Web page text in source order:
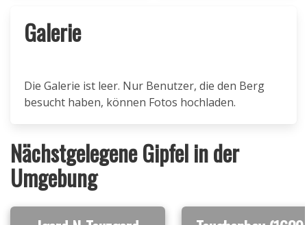
Galerie
Die Galerie ist leer. Nur Benutzer, die den Berg
besucht haben, können Fotos hochladen.
Nächstgelegene Gipfel in der
Umgebung